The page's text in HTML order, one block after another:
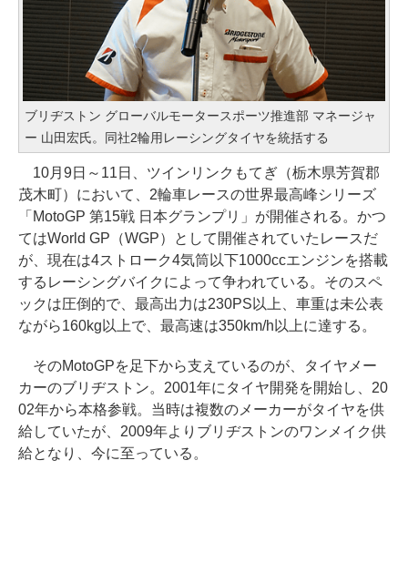
ブリヂストン グローバルモータースポーツ推進部 マネージャ
ー 山田宏氏。同社2輪用レーシングタイヤを統括する
10月9日～11日、ツインリンクもてぎ（栃木県芳賀郡
茂木町）において、2輪車レースの世界最高峰シリーズ
「MotoGP 第15戦 日本グランプリ」が開催される。かつ
てはWorld GP（WGP）として開催されていたレースだ
が、現在は4ストローク4気筒以下1000ccエンジンを搭載
するレーシングバイクによって争われている。そのスペ
ックは圧倒的で、最高出力は230PS以上、車重は未公表
ながら160kg以上で、最高速は350km/h以上に達する。
そのMotoGPを足下から支えているのが、タイヤメー
カーのブリヂストン。2001年にタイヤ開発を開始し、20
02年から本格参戦。当時は複数のメーカーがタイヤを供
給していたが、2009年よりブリヂストンのワンメイク供
給となり、今に至っている。